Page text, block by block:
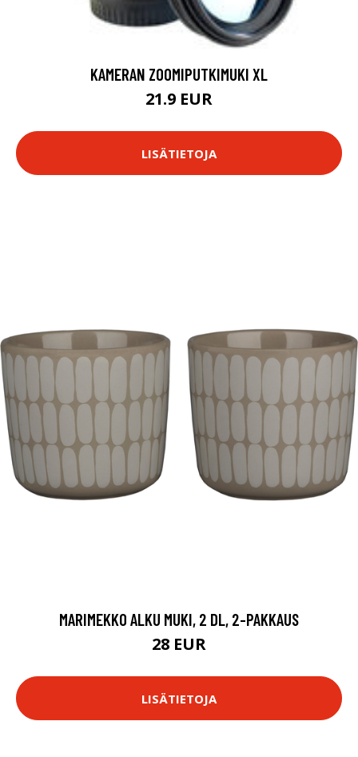
KAMERAN ZOOMIPUTKIMUKI XL
21.9 EUR
LISÄTIETOJA
MARIMEKKO ALKU MUKI, 2 DL, 2-PAKKAUS
28 EUR
LISÄTIETOJA